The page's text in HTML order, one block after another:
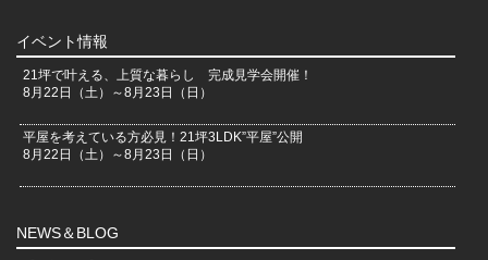
イベント情報
21坪で叶える、上質な暮らし 完成見学会開催！
8月22日（土）～8月23日（日）
平屋を考えている方必見！21坪3LDK”平屋”公開
8月22日（土）～8月23日（日）
NEWS＆BLOG